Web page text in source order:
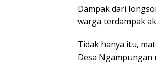
Dampak dari
warga terdampak
Tidak hanya itu,
Desa Ngampungan